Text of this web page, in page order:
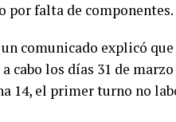
por falta de componentes.
comunicado explicó
cabo los días 31 de
14, el primer turno no